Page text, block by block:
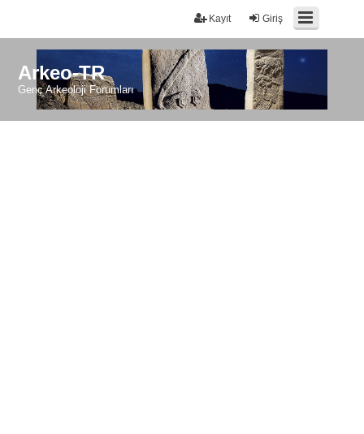
Giriş
Kayıt
Arkeo-TR
Genç Arkeoloji Forumları